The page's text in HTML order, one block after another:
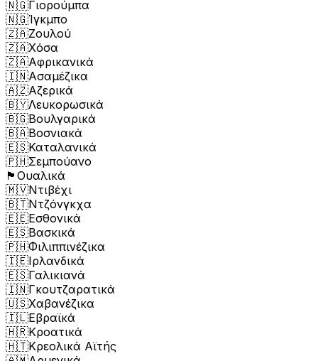
🇳🇬Γιορούμπα
🇳🇬Ίγκμπο
🇿🇦Ζουλού
🇿🇦Χόσα
🇿🇦Αφρικανικά
🇮🇳Ασαμέζικα
🇦🇿Αζερικά
🇧🇾Λευκορωσικά
🇧🇬Βουλγαρικά
🇧🇦Βοσνιακά
🇪🇸Καταλανικά
🇵🇭Σεμπούανο
🏴󠁧󠁢󠁷󠁬󠁳󠁿 Ουαλικά
🇲🇻Ντιβέχι
🇧🇹Ντζόνγκχα
🇪🇪Εσθονικά
🇪🇸Βασκικά
🇵🇭Φιλιππινέζικα
🇮🇪Ιρλανδικά
🇪🇸Γαλικιανά
🇮🇳Γκουτζαρατικά
🇺🇸Χαβανέζικα
🇮🇱Εβραϊκά
🇭🇷Κροατικά
🇭🇹Κρεολικά Αϊτής